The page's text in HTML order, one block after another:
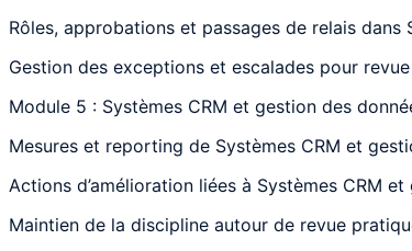
Rôles, approbations et passages de relais
Gestion des exceptions et escalades pour
Module 5 : Systèmes CRM et gestion des
Mesures et reporting de Systèmes CRM et
Actions d’amélioration liées à Systèmes CRM
Maintien de la discipline autour de revue